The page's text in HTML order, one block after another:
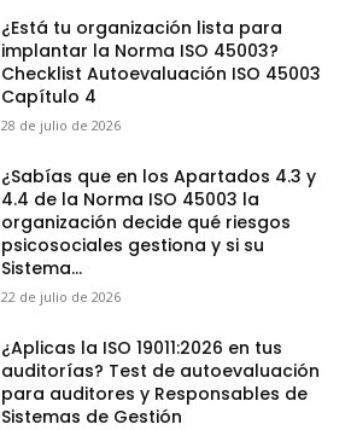
¿Está tu organización lista para
implantar la Norma ISO 45003?
Checklist Autoevaluación ISO 45003
Capítulo 4
28 de julio de 2026
¿Sabías que en los Apartados 4.3 y
4.4 de la Norma ISO 45003 la
organización decide qué riesgos
psicosociales gestiona y si su
Sistema...
22 de julio de 2026
¿Aplicas la ISO 19011:2026 en tus
auditorías? Test de autoevaluación
para auditores y Responsables de
Sistemas de Gestión